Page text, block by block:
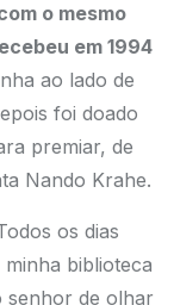
o mesmo
em 1994
ao lado de
foi doado
premiar, de
Nando Krahe.
os dias
biblioteca
senhor de olhar